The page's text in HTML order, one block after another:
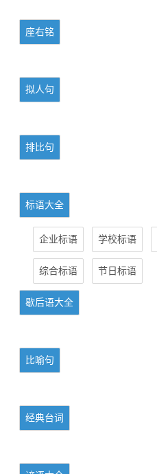
座右铭
拟人句
排比句
标语大全
企业标语 学校标语
综合标语 节日标语
歇后语大全
比喻句
经典台词